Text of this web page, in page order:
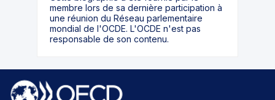
membre lors de sa dernière participation à
une réunion du Réseau parlementaire
mondial de l'OCDE. L'OCDE n'est pas
responsable de son contenu.